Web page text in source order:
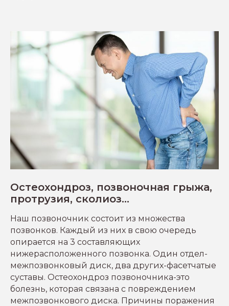
Остеохондроз, позвоночная грыжа,
протрузия, сколиоз...
Наш позвоночник состоит из множества
позвонков. Каждый из них в свою очередь
опирается на 3 составляющих
нижерасположенного позвонка. Один отдел-
межпозвонковый диск, два других-фасетчатые
суставы. Остеохондроз позвоночника-это
болезнь, которая связана с повреждением
межпозвонкового диска. Причины поражения